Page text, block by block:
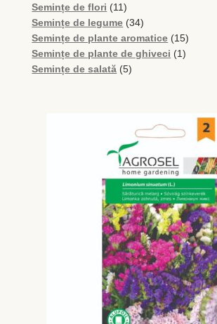
de
produse
Semințe de flori 1111
produse
Semințe de legume 3434
de
produse
Semințe de plante aromatice 1515
produse
Semințe de plante de ghiveci 11
Semințe de salată 55